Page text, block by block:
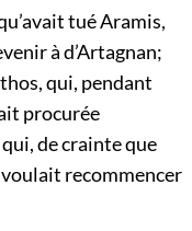
tué Aramis,
à d’Artagnan;
qui, pendant
procurée
de crainte que
recommencer